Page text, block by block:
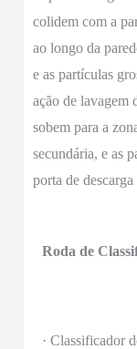
colidem com a
ao longo da
e as partículas
ação de lavagem
sobem para a
secundária, e as
porta de descarga
Roda de
· Classificador